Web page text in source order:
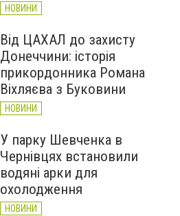
НОВИНИ
Від ЦАХАЛ до захисту
Донеччини: історія
прикордонника Романа
Віхляєва з Буковини
НОВИНИ
У парку Шевченка в
Чернівцях встановили
водяні арки для
охолодження
НОВИНИ